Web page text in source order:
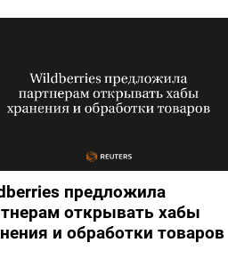
предложила
открывать хабы
и обработки товаров